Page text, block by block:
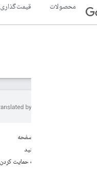
محصولات قیمت‌گذاری
در این صفحه
شروع کنید
راهنما & حمایت کردن